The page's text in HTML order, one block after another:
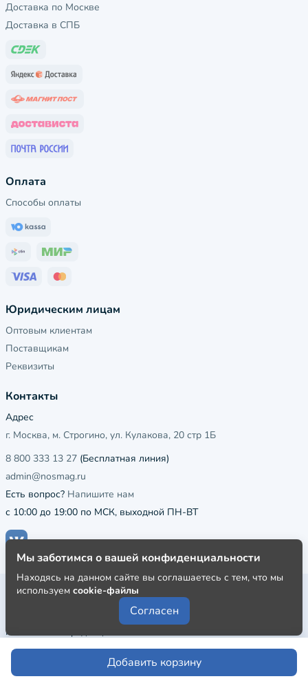
Добавить корзину
Доставка по Москве
Доставка в СПБ
Оплата
Способы оплаты
Юридическим лицам
Оптовым клиентам
Поставщикам
Реквизиты
Контакты
Адрес
г. Москва, м. Строгино, ул. Кулакова, 20 стр 1Б
8 800 333 13 27 (Бесплатная линия)
admin@nosmag.ru
Есть вопрос? Напишите нам
с 10:00 до 19:00 по МСК, выходной ПН-ВТ
Публичная оферта
Пользовательское соглашение
Политика конфиденциальности
Мы заботимся о вашей конфиденциальности
Находясь на данном сайте вы соглашаетесь с тем, что мы
используем cookie-файлы
Согласен